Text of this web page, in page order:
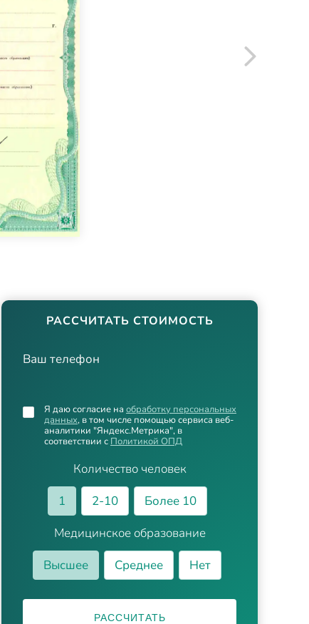
РАССЧИТАТЬ СТОИМОСТЬ
Ваш телефон
Количество человек
1
2-10
Более 10
Медицинское образование
Высшее
Среднее Нет
Я даю согласие на обработку персональных
данных, в том числе помощью сервиса веб-
аналитики "Яндекс.Метрика", в
соответствии с Политикой ОПД
РАССЧИТАТЬ